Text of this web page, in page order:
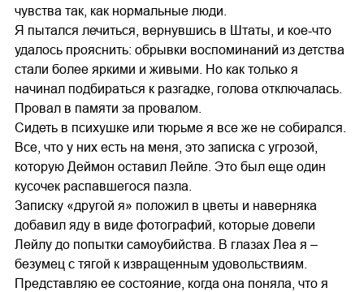
чувства так, как нормальные люди.
Я пытался лечиться, вернувшись в Штаты, и кое-что
удалось прояснить: обрывки воспоминаний из детства
стали более яркими и живыми. Но как только я
начинал подбираться к разгадке, голова отключалась.
Провал в памяти за провалом.
Сидеть в психушке или тюрьме я все же не собирался.
Все, что у них есть на меня, это записка с угрозой,
которую Деймон оставил Лейле. Это был еще один
кусочек распавшегося пазла.
Записку «другой я» положил в цветы и наверняка
добавил яду в виде фотографий, которые довели
Лейлу до попытки самоубийства. В глазах Леа я –
безумец с тягой к извращенным удовольствиям.
Представляю ее состояние, когда она поняла, что я